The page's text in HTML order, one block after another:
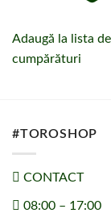
Adaugă la lista de
cumpărături
#TOROSHOP
CONTACT
08:00 – 17:00